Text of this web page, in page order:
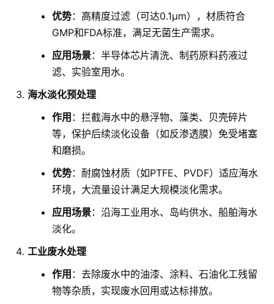
优势：高精度过滤（可达0.1μm），材质符合
GMP和FDA标准，满足无菌生产需求。
应用场景：半导体芯片清洗、制药原料药液过
滤、实验室用水。
海水淡化预处理
作用 ：拦截海水中的悬浮物、藻类、贝壳碎片
等，保护后续淡化设备（如反渗透膜）免受堵塞
和磨损。
优势：耐腐蚀材质（如PTFE、PVDF）适应海水
环境，大流量设计满足大规模淡化需求。
应用场景：沿海工业用水、岛屿供水、船舶海水
淡化。
工业废水处理
作用 ：去除废水中的油漆、涂料、石油化工残留
物等杂质，实现废水回用或达标排放。